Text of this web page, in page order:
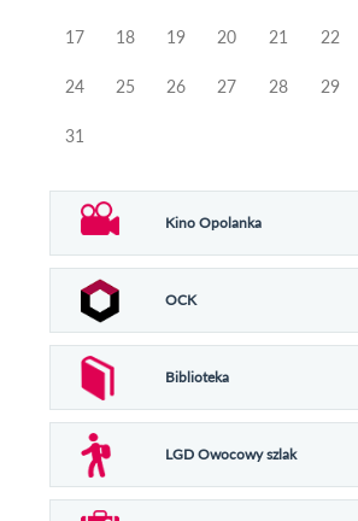
17 18 19 20 21 22
24 25 26 27 28 29
31
Kino Opolanka
OCK
Biblioteka
LGD Owocowy szlak